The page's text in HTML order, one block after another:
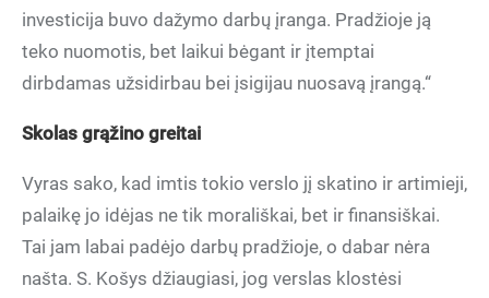
investicija buvo dažymo darbų įranga. Pradžioje ją
teko nuomotis, bet laikui bėgant ir įtemptai
dirbdamas užsidirbau bei įsigijau nuosavą įrangą.“
Skolas grąžino greitai
Vyras sako, kad imtis tokio verslo jį skatino ir artimieji,
palaikę jo idėjas ne tik morališkai, bet ir finansiškai.
Tai jam labai padėjo darbų pradžioje, o dabar nėra
našta. S. Košys džiaugiasi, jog verslas klostėsi